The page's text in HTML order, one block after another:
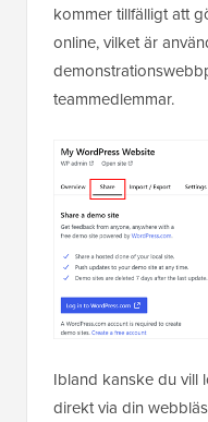
kommer tillfälligt att
online, vilket är
teammedlemmar.
Ibland kanske du vill
direkt via din